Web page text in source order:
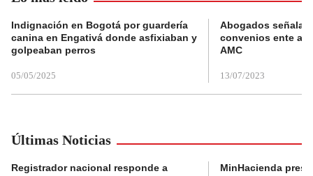
Indignación en Bogotá por guardería
canina en Engativá donde asfixiaban y
golpeaban perros
05/05/2025
Abogados
convenios ente
AMC
13/07/2023
Últimas Noticias
Registrador nacional responde a
MinHacienda